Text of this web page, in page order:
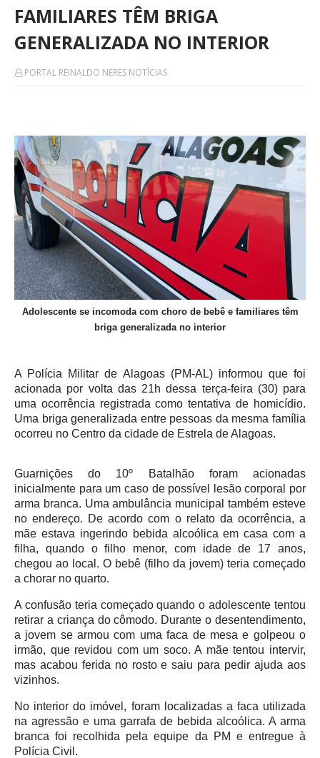
FAMILIARES TÊM BRIGA
GENERALIZADA NO INTERIOR
PORTAL REINALDO NERES NOTÍCIAS
Adolescente se incomoda com choro de bebê e familiares têm
briga generalizada no interior
A Polícia Militar de Alagoas (PM-AL) informou que foi
acionada por volta das 21h dessa terça-feira (30) para
uma ocorrência registrada como tentativa de homicídio.
Uma briga generalizada entre pessoas da mesma família
ocorreu no Centro da cidade de Estrela de Alagoas.
Guarnições do 10º Batalhão foram acionadas
inicialmente para um caso de possível lesão corporal por
arma branca. Uma ambulância municipal também esteve
no endereço. De acordo com o relato da ocorrência, a
mãe estava ingerindo bebida alcoólica em casa com a
filha, quando o filho menor, com idade de 17 anos,
chegou ao local. O bebê (filho da jovem) teria começado
a chorar no quarto.
A confusão teria começado quando o adolescente tentou
retirar a criança do cômodo. Durante o desentendimento,
a jovem se armou com uma faca de mesa e golpeou o
irmão, que revidou com um soco. A mãe tentou intervir,
mas acabou ferida no rosto e saiu para pedir ajuda aos
vizinhos.
No interior do imóvel, foram localizadas a faca utilizada
na agressão e uma garrafa de bebida alcoólica. A arma
branca foi recolhida pela equipe da PM e entregue à
Polícia Civil.